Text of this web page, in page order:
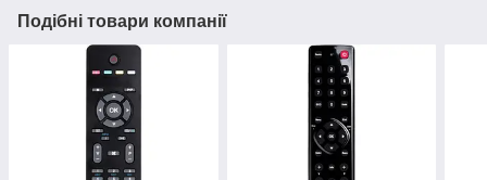
Подібні товари компанії